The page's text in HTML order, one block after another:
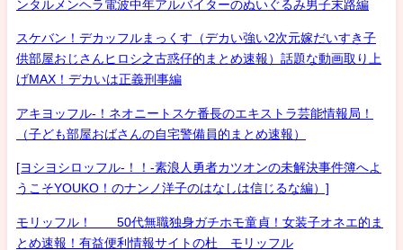
ンタルメンヘラ電波中年アルバイターのぬいぐるみ男子末路編
スケバン！デカッフルまっくす（デカい強い2次元嫁だいすき子
供部屋おじさんヒロシ之古惑仔的まとめ速報）話題な動画取り上
げMAX！デカいは正義刑事編
アキヨッフル-！ネオニートスケ番長のエキストラ芸能情報局！
（子ども部屋おばさんの自宅警備員的まとめ速報）
[ヨシヨシロッフル-！！-素浪人勇者カツオンの未解決事件簿へよ
うこそYOUKO！のナンノ洋子のはなしは信じるな編）]
モリッフル！ 50代無職独身ガチホモ童貞！女装子オネエ的ま
とめ速報！有益便利情報サイトの杜 モリッフル